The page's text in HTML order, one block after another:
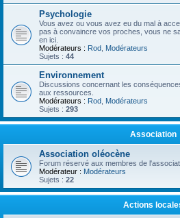
Psychologie
Vous avez ou vous avez eu du mal à
pas à convaincre vos proches, vous ne
en ici.
Modérateurs : Rod Modérateurs
Sujets : 44
Environnement
Discussions concernant les
aux ressources.
Modérateurs : Rod Modérateurs
Sujets : 293
Association
Association oléocène
Forum réservé aux membres de
Modérateur : Modérateurs
Sujets : 22
Actions